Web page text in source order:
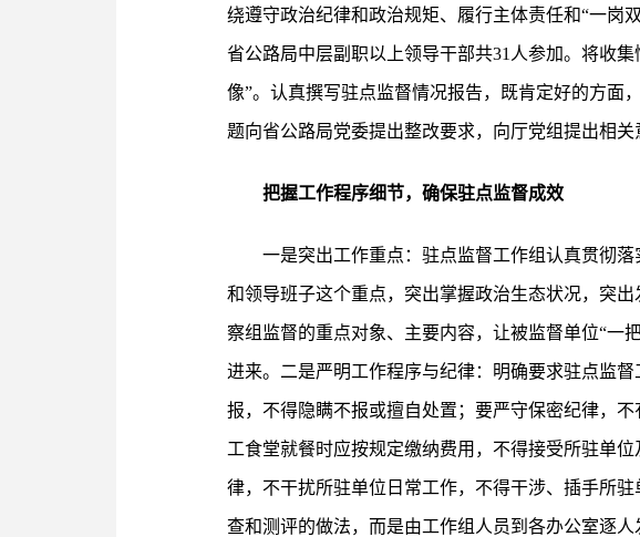
绕遵守政治纪律和政治规矩、履行主体责任和“一岗
省公路局中层副职以上领导干部共31人参加。将收
像”。认真撰写驻点监督情况报告，既肯定好的方面
题向省公路局党委提出整改要求，向厅党组提出相关
把握工作程序细节，确保驻点监督成效
一是突出工作重点：驻点监督工作组认真贯彻
和领导班子这个重点，突出掌握政治生态状况，突
察组监督的重点对象、主要内容，让被监督单位“一
进来。二是严明工作程序与纪律：明确要求驻点监
报，不得隐瞒不报或擅自处置；要严守保密纪律，
工食堂就餐时应按规定缴纳费用，不得接受所驻单
律，不干扰所驻单位日常工作，不得干涉、插手所
查和测评的做法，而是由工作组人员到各办公室逐